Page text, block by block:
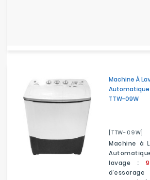
Machine À
Automatique
TTW-09W
[TTW-09W]
Machine à
lavage :
d’essorage